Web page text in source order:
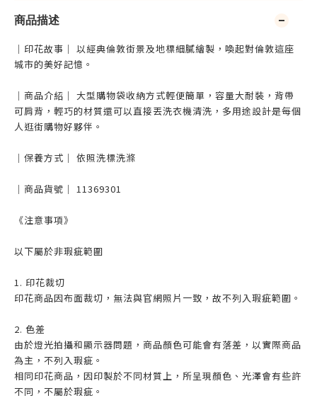
商品描述
｜印花故事｜ 以經典倫敦街景及地標細膩繪製，喚起對倫敦這座
城市的美好記憶。
｜商品介紹｜ 大型購物袋收納方式輕便簡單，容量大耐裝，背帶
可肩背，輕巧的材質還可以直接丟洗衣機清洗，多用途設計是每個
人逛街購物好夥伴。
｜保養方式｜ 依照洗標洗滌
｜商品貨號｜ 11369301
《注意事項》
以下屬於非瑕疵範圍
1. 印花裁切
印花商品因布面裁切，無法與官網照片一致，故不列入瑕疵範圍。
2. 色差
由於燈光拍攝和顯示器問題，商品顏色可能會有落差，以實際商品
為主，不列入瑕疵。
相同印花商品，因印製於不同材質上，所呈現顏色、光澤會有些許
不同，不屬於瑕疵。